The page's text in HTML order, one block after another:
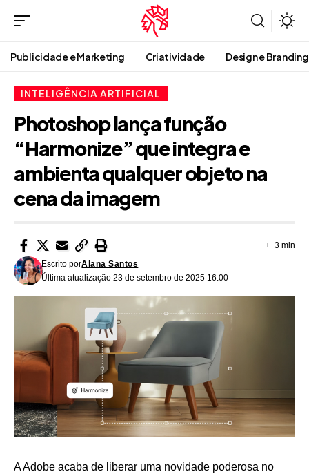
Publicidade e Marketing Criatividade Design e Branding
INTELIGÊNCIA ARTIFICIAL
Photoshop lança função
“Harmonize” que integra e
ambienta qualquer objeto na
cena da imagem
Última atualização 23 de setembro de 2025 16:00
Escrito porAlana Santos
3 min
A Adobe acaba de liberar uma novidade poderosa no